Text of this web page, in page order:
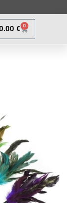
€ 0